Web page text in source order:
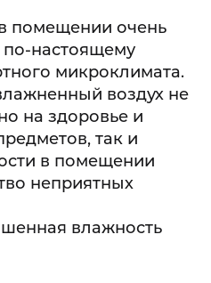
помещении очень
настоящему
микроклимата.
воздух не
на здоровье и
так и
в помещении
неприятных
влажность